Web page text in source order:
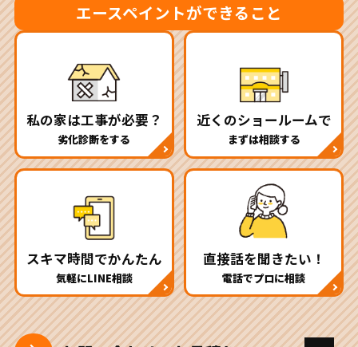
エースペイントができること
私の家は工事が必要？
劣化診断をする
近くのショールームで
まずは相談する
スキマ時間でかんたん
気軽にLINE相談
直接話を聞きたい！
電話でプロに相談